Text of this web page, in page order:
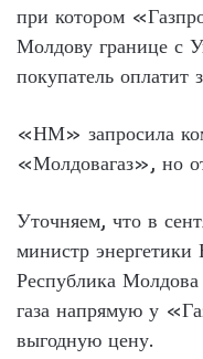
при котором
Молдову границе с
покупатель оплатит
«НМ» запросила
«Молдовагаз», но
Уточняем, что в
министр
Республика
газа напрямую у
выгодную цену.